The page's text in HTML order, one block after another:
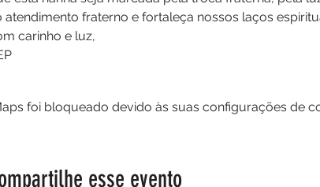
atendimento fraterno e fortaleça nossos laços
carinho e luz,
foi bloqueado devido às suas configurações de
esse evento